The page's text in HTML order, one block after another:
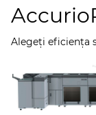
Alegeţi eficienţa